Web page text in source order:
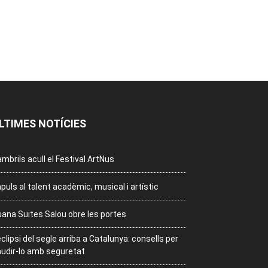
NOTÍCIES
acull el Festival ArtNus
al talent acadèmic, musical i artístic
Suites Salou obre les portes
del segle arriba a Catalunya: consells per
lo amb seguretat